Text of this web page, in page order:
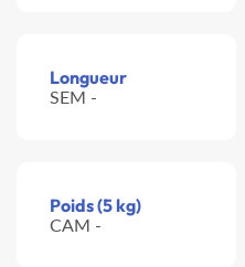
Longueur
SEM -
Poids (5 kg)
CAM -